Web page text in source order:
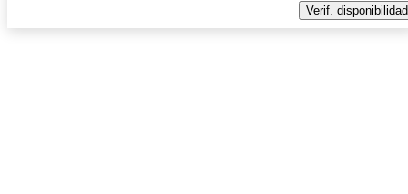
Verif. disponibilidad